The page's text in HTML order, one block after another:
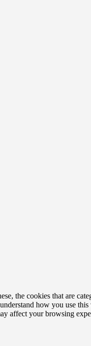
the cookies that are
how you use
affect your browsing